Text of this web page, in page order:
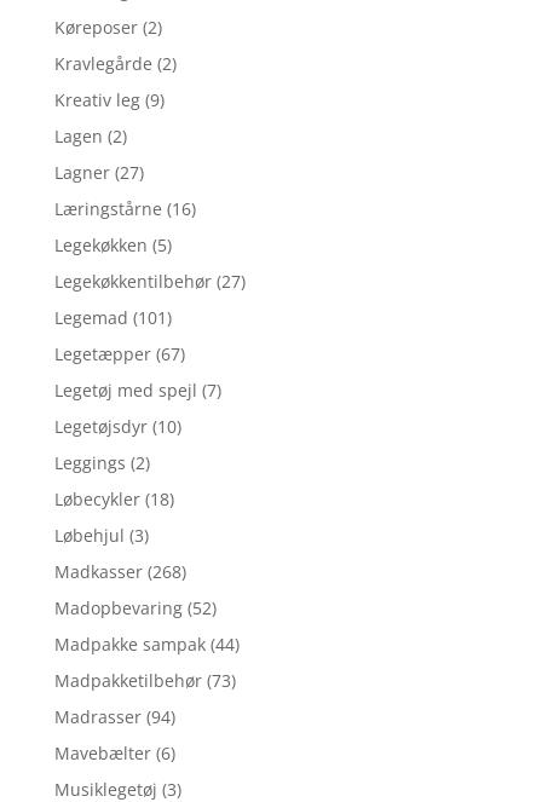
Køreposer (2)
Kravlegårde (2)
Kreativ leg (9)
Lagen (2)
Lagner (27)
Læringstårne (16)
Legekøkken (5)
Legekøkkentilbehør (27)
Legemad (101)
Legetæpper (67)
Legetøj med spejl (7)
Legetøjsdyr (10)
Leggings (2)
Løbecykler (18)
Løbehjul (3)
Madkasser (268)
Madopbevaring (52)
Madpakke sampak (44)
Madpakketilbehør (73)
Madrasser (94)
Mavebælter (6)
Musiklegetøj (3)